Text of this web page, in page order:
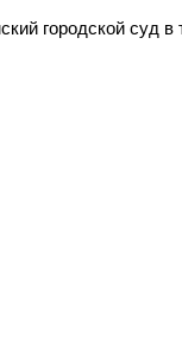
городской суд в